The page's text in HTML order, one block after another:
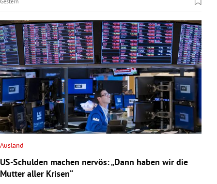
Ausland
US-Schulden machen nervös: „Dann haben wir die
Mutter aller Krisen“